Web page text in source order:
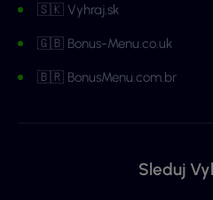
🇸🇰 Vyhraj.sk
🇬🇧 Bonus-Menu.co.uk
🇧🇷 BonusMenu.com.br
Sleduj